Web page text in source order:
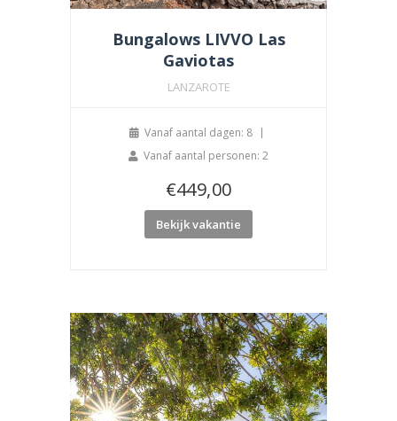
Bungalows LIVVO Las
Gaviotas
LANZAROTE
Vanaf aantal dagen: 8
Vanaf aantal personen: 2
€449,00
Bekijk vakantie